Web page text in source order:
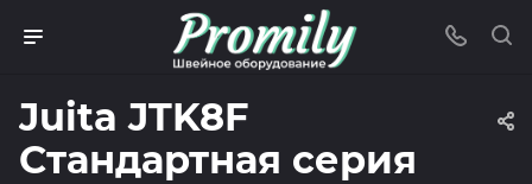
Juita JTK8F
Стандартная серия